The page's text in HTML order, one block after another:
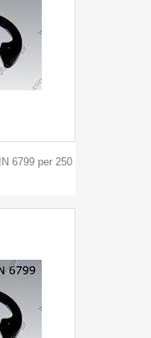
6799 per 250